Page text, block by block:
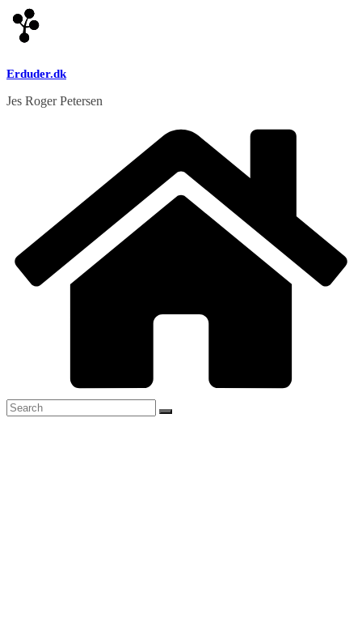
Skip
to
content
Erduder.dk
Jes Roger Petersen